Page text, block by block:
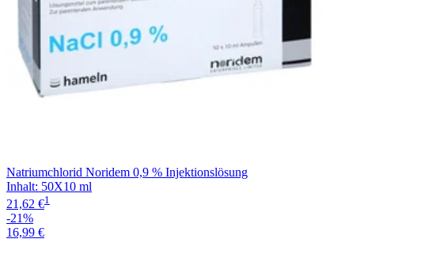
Natriumchlorid Noridem 0,9 % Injektionslösung
Inhalt: 50X10 ml
21,62 €1
-21%
16,99 €